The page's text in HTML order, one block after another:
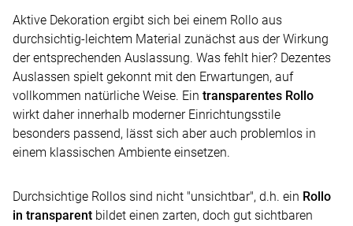
Aktive Dekoration ergibt sich bei einem Rollo aus
durchsichtig-leichtem Material zunächst aus der Wirkung
der entsprechenden Auslassung. Was fehlt hier? Dezentes
Auslassen spielt gekonnt mit den Erwartungen, auf
vollkommen natürliche Weise. Ein transparentes Rollo
wirkt daher innerhalb moderner Einrichtungsstile
besonders passend, lässt sich aber auch problemlos in
einem klassischen Ambiente einsetzen.
Durchsichtige Rollos sind nicht "unsichtbar", d.h. ein Rollo
in transparent bildet einen zarten, doch gut sichtbaren